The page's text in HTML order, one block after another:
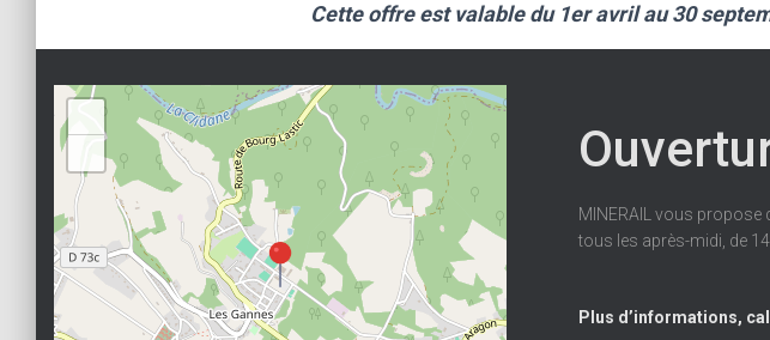
Cette offre est valable du 1er avril au 30
MINERAIL vous
tous les après-midi, de
Plus d’informations,